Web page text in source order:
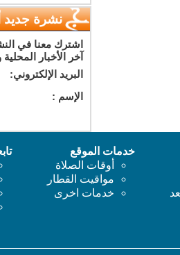
نشرة جديد
اشترك معنا في
آخر الأخبار المحلية
البريد اﻹلكتروني:
اﻹسم :
خدمات الموقع
أوقات الصلاة
مواقيت القطار
خدمات اخرى